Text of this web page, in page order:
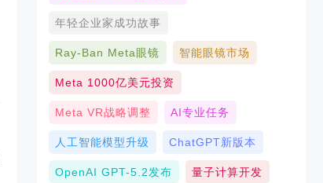
年轻企业家成功故事
Ray-Ban Meta眼镜 智能眼镜市场
Meta 1000亿美元投资
Meta VR战略调整 AI专业任务
人工智能模型升级 ChatGPT新版本
OpenAI GPT-5.2发布 量子计算开发